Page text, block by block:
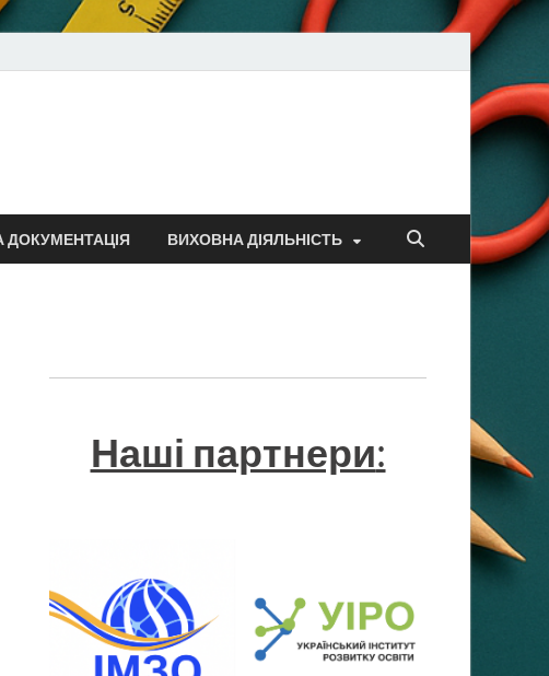
ДОКУМЕНТАЦІЯ ВИХОВНА ДІЯЛЬНІСТЬ
Наші партнери: